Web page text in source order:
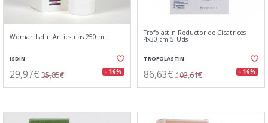
Woman Isdin Antiestrias 250 ml
ISDIN
29,97€ 35,85€ - 16%
Trofolastin Reductor de Cicatrices
4x30 cm 5 Uds
TROFOLASTIN
86,63€ 103,61€ - 16%